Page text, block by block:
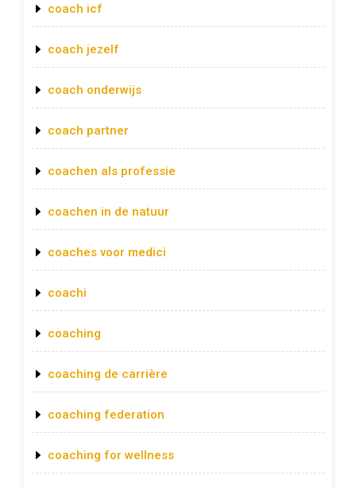
coach icf
coach jezelf
coach onderwijs
coach partner
coachen als professie
coachen in de natuur
coaches voor medici
coachi
coaching
coaching de carrière
coaching federation
coaching for wellness